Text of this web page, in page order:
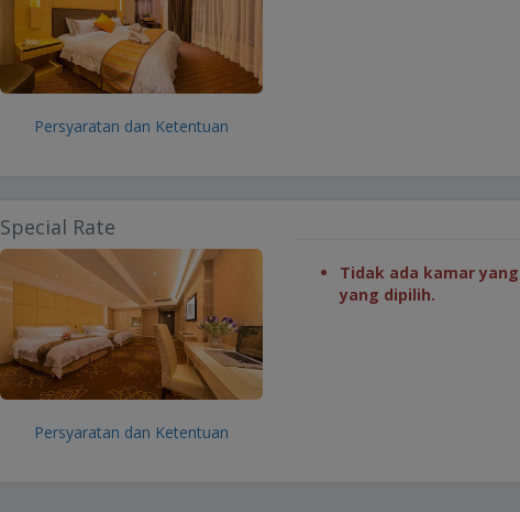
Persyaratan dan Ketentuan
Special Rate
Persyaratan dan Ketentuan
Tidak ada kamar
yang dipilih.